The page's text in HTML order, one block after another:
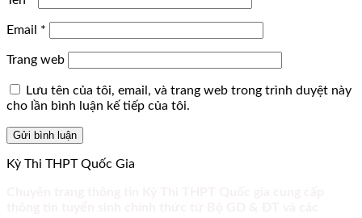
Email *
Trang web
Lưu tên của tôi, email, và trang web trong trình duyệt này
cho lần bình luận kế tiếp của tôi.
Kỳ Thi THPT Quốc Gia